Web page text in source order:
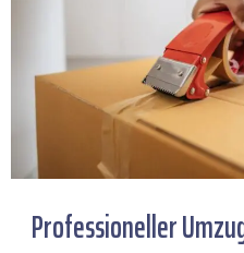
Professioneller